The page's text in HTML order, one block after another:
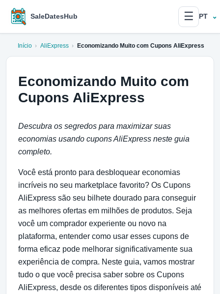
SaleDatesHub ☰ PT
Início › AliExpress › Economizando Muito com Cupons AliExpress
Economizando Muito com
Cupons AliExpress
Descubra os segredos para maximizar suas
economias usando cupons AliExpress neste guia
completo.
Você está pronto para desbloquear economias
incríveis no seu marketplace favorito? Os Cupons
AliExpress são seu bilhete dourado para conseguir
as melhores ofertas em milhões de produtos. Seja
você um comprador experiente ou novo na
plataforma, entender como usar esses cupons de
forma eficaz pode melhorar significativamente sua
experiência de compra. Neste guia, vamos mostrar
tudo o que você precisa saber sobre os Cupons
AliExpress, desde os diferentes tipos disponíveis até